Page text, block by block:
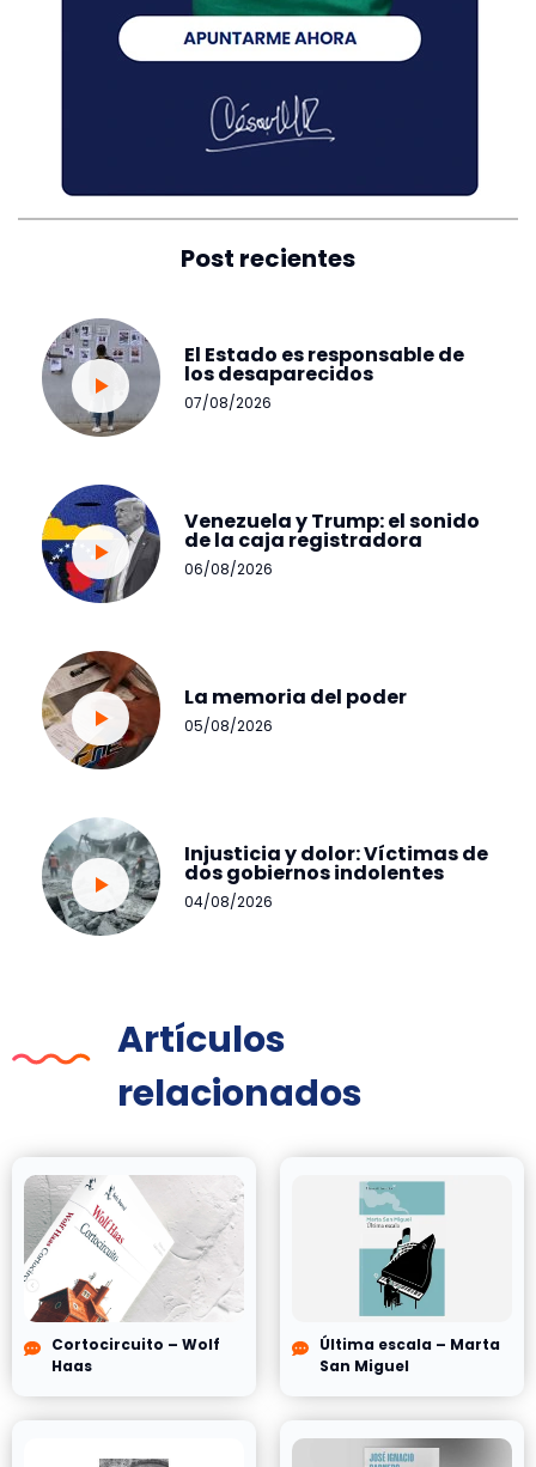
Post recientes
El Estado es responsable de
los desaparecidos
07/08/2026
Venezuela y Trump: el sonido
de la caja registradora
06/08/2026
La memoria del poder
05/08/2026
Injusticia y dolor: Víctimas de
dos gobiernos indolentes
04/08/2026
Artículos
relacionados
Cortocircuito – Wolf
Haas
Última escala – Marta
San Miguel